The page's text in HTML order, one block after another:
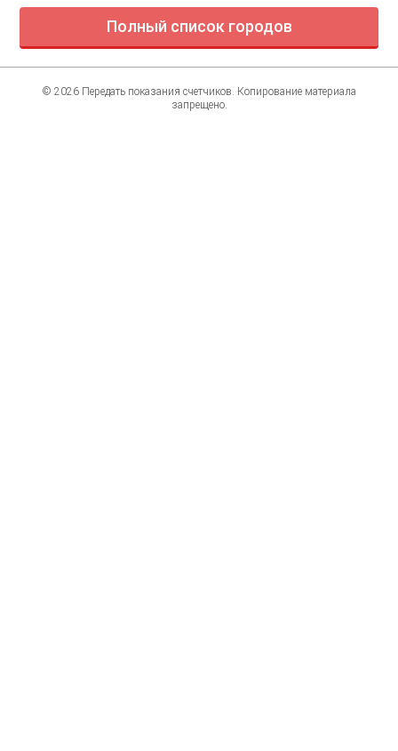
Полный список городов
© 2026 Передать показания счетчиков. Копирование материала
запрещено.